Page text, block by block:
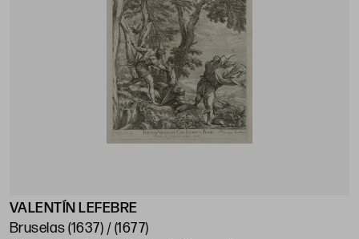
VALENTÍN LEFEBRE
Bruselas (1637) / (1677)